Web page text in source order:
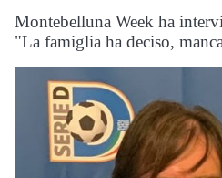
Montebelluna Week ha
"La famiglia ha deciso,